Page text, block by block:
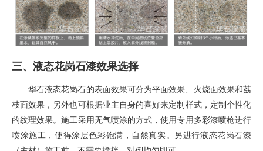
三、液态花岗石漆效果选择
华石液态花岗石的表面效果可分为平面效果、火烧面效果和荔
枝面效果，另外也可根据业主自身的喜好来定制样式，定制个性化
的纹理效果。施工采用无气喷涂的方式，使用专用多彩漆喷枪进行
喷涂施工，使得涂层色彩饱满，自然真实。另进行液态花岗石漆